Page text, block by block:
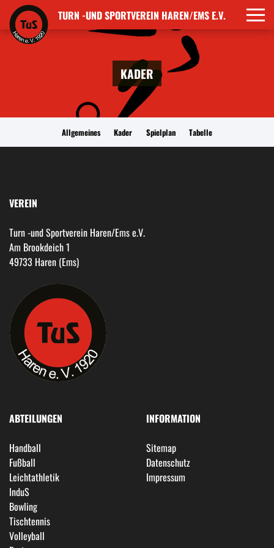
TURN -UND SPORTVEREIN HAREN/EMS E.V.
KADER
Allgemeines Kader Spielplan Tabelle
VEREIN
Turn -und Sportverein Haren/Ems e.V.
Am Brookdeich 1
49733 Haren (Ems)
ABTEILUNGEN
Handball
Fußball
Leichtathletik
InduS
Bowling
Tischtennis
Volleyball
INFORMATION
Sitemap
Datenschutz
Impressum